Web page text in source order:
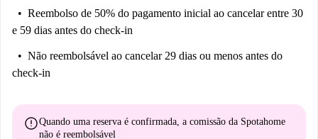
Reembolso de 50% do pagamento inicial ao cancelar entre 30
e 59 dias antes do check-in
Não reembolsável ao cancelar 29 dias ou menos antes do
check-in
errorQuando uma reserva é confirmada, a comissão da Spotahome
não é reembolsável